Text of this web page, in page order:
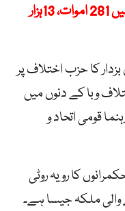
کورونا وائرس: پاکستان میں 281 اموات، 13ہزار
کا حزب اختلاف پر
وبا کے دنوں میں
قومی اتحاد و
کا رویہ روٹی
ملکہ جیسا ہے۔